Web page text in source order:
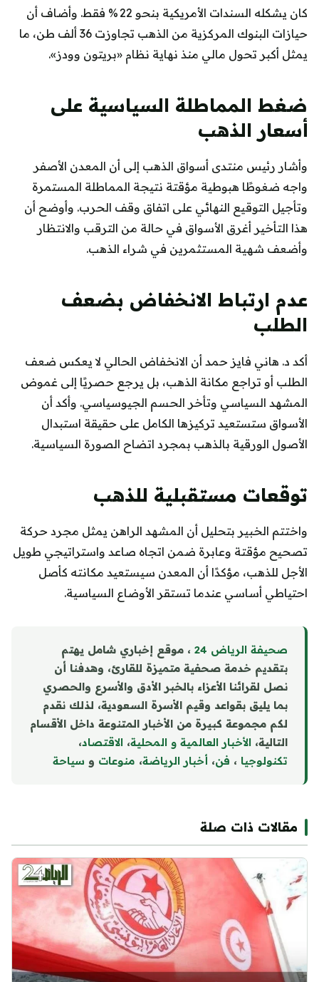
كان يشكله السندات الأمريكية بنحو 22 % فقط. وأضاف أن
حيازات البنوك المركزية من الذهب تجاوزت 36 ألف طن، ما
يمثل أكبر تحول مالي منذ نهاية نظام «بريتون وودز».
ضغط المماطلة السياسية على
أسعار الذهب
وأشار رئيس منتدى أسواق الذهب إلى أن المعدن الأصفر
واجه ضغوطًا هبوطية مؤقتة نتيجة المماطلة المستمرة
وتأجيل التوقيع النهائي على اتفاق وقف الحرب. وأوضح أن
هذا التأخير أغرق الأسواق في حالة من الترقب والانتظار
وأضعف شهية المستثمرين في شراء الذهب.
عدم ارتباط الانخفاض بضعف
الطلب
أكد د. هاني فايز حمد أن الانخفاض الحالي لا يعكس ضعف
الطلب أو تراجع مكانة الذهب، بل يرجع حصريًا إلى غموض
المشهد السياسي وتأخر الحسم الجيوسياسي. وأكد أن
الأسواق ستستعيد تركيزها الكامل على حقيقة استبدال
الأصول الورقية بالذهب بمجرد اتضاح الصورة السياسية.
توقعات مستقبلية للذهب
واختتم الخبير بتحليل أن المشهد الراهن يمثل مجرد حركة
تصحيح مؤقتة وعابرة ضمن اتجاه صاعد واستراتيجي طويل
الأجل للذهب، مؤكدًا أن المعدن سيستعيد مكانته كأصل
احتياطي أساسي عندما تستقر الأوضاع السياسية.
صحيفة الرياض 24
، موقع إخباري شامل يهتم
بتقديم خدمة صحفية متميزة للقارئ، وهدفنا أن
نصل لقرائنا الأعزاء بالخبر الأدق والأسرع والحصري
بما يليق بقواعد وقيم الأسرة السعودية، لذلك نقدم
لكم مجموعة كبيرة من الأخبار المتنوعة داخل الأقسام
التالية، الأخبار العالمية و المحلية، الاقتصاد،
تكنولوجيا ، فن، أخبار الرياضة، منوعات و سياحة
مقالات ذات صلة